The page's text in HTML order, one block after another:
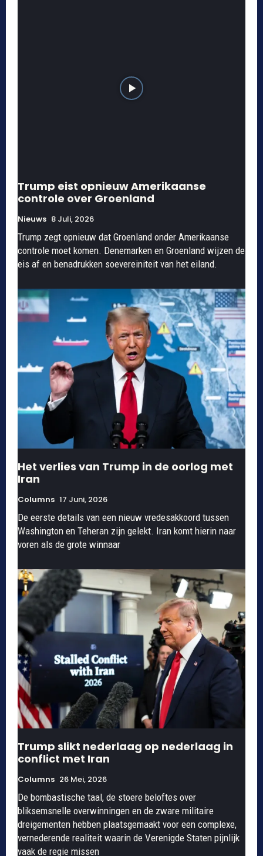
Trump eist opnieuw Amerikaanse
controle over Groenland
Nieuws 8 Juli, 2026
Trump zegt opnieuw dat Groenland onder Amerikaanse
controle moet komen. Denemarken en Groenland wijzen de
eis af en benadrukken soevereiniteit van het eiland.
Het verlies van Trump in de oorlog met
Iran
Columns 17 Juni, 2026
De eerste details van een nieuw vredesakkoord tussen
Washington en Teheran zijn gelekt. Iran komt hierin naar
voren als de grote winnaar
Trump slikt nederlaag op nederlaag in
conflict met Iran
Columns 26 Mei, 2026
De bombastische taal, de stoere beloftes over
bliksemsnelle overwinningen en de zware militaire
dreigementen hebben plaatsgemaakt voor een complexe,
vernederende realiteit waarin de Verenigde Staten pijnlijk
vaak de regie missen